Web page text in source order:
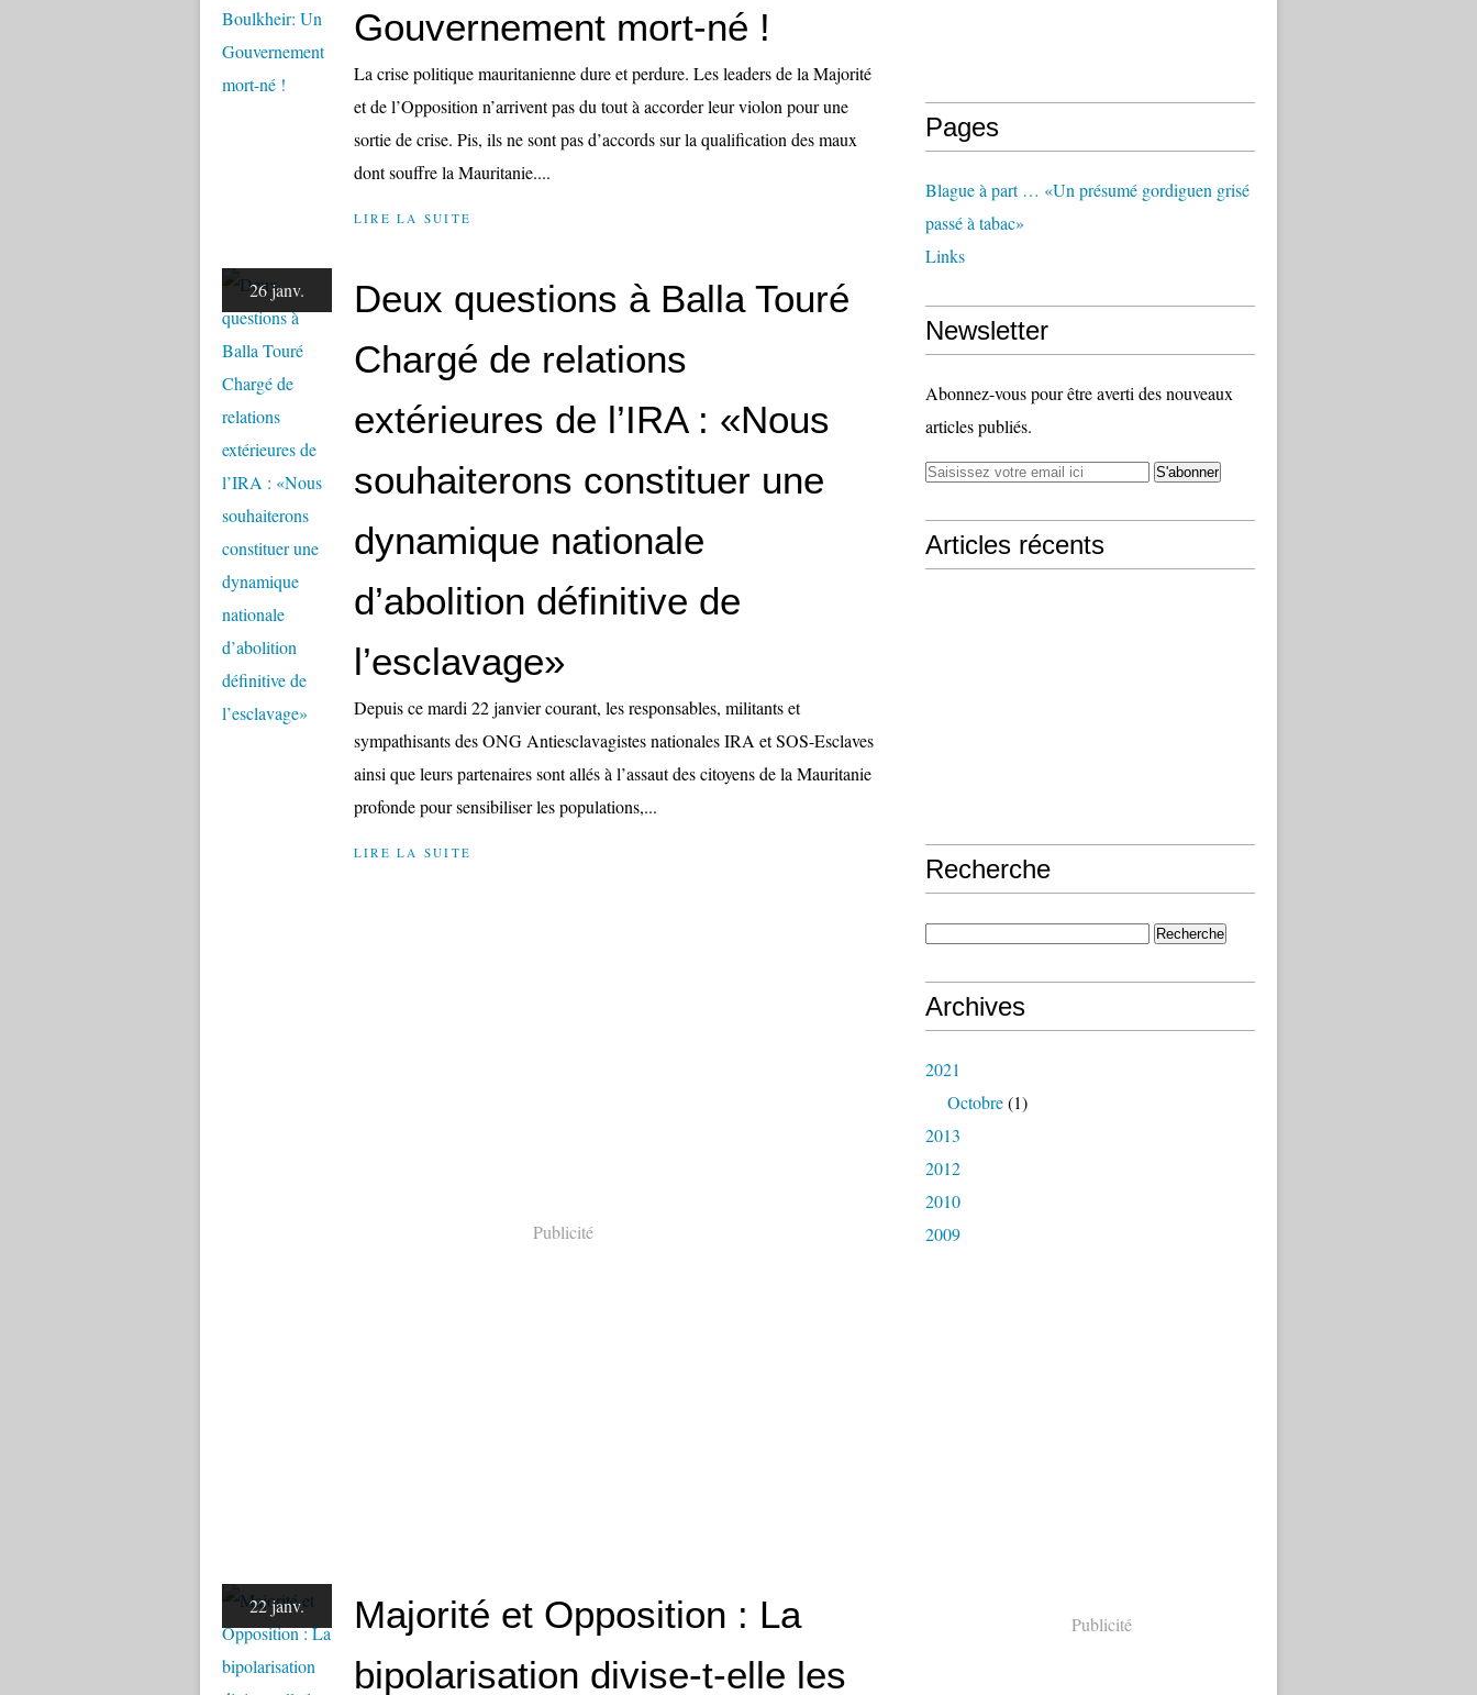
Gouvernement mort-né !
La crise politique mauritanienne dure et perdure. Les leaders de la Majorité
et de l’Opposition n’arrivent pas du tout à accorder leur violon pour une
sortie de crise. Pis, ils ne sont pas d’accords sur la qualification des maux
dont souffre la Mauritanie....
LIRE LA SUITE
26 janv.
Deux questions à Balla Touré
Chargé de relations
extérieures de l’IRA : «Nous
souhaiterons constituer une
dynamique nationale
d’abolition définitive de
l’esclavage»
Depuis ce mardi 22 janvier courant, les responsables, militants et
sympathisants des ONG Antiesclavagistes nationales IRA et SOS-Esclaves
ainsi que leurs partenaires sont allés à l’assaut des citoyens de la Mauritanie
profonde pour sensibiliser les populations,...
LIRE LA SUITE
Publicité
22 janv.
Majorité et Opposition : La
bipolarisation divise-t-elle les
Pages
Blague à part … «Un présumé gordiguen grisé
passé à tabac»
Links
Newsletter
Abonnez-vous pour être averti des nouveaux
articles publiés.
Articles récents
Recherche
Archives
2021
Octobre(1)
2013
2012
2010
2009
Publicité